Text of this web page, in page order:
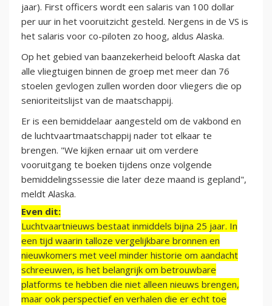
jaar). First officers wordt een salaris van 100 dollar
per uur in het vooruitzicht gesteld. Nergens in de VS is
het salaris voor co-piloten zo hoog, aldus Alaska.
Op het gebied van baanzekerheid belooft Alaska dat
alle vliegtuigen binnen de groep met meer dan 76
stoelen gevlogen zullen worden door vliegers die op
senioriteitslijst van de maatschappij.
Er is een bemiddelaar aangesteld om de vakbond en
de luchtvaartmaatschappij nader tot elkaar te
brengen. "We kijken ernaar uit om verdere
vooruitgang te boeken tijdens onze volgende
bemiddelingssessie die later deze maand is gepland",
meldt Alaska.
Even dit:
Luchtvaartnieuws bestaat inmiddels bijna 25 jaar. In
een tijd waarin talloze vergelijkbare bronnen en
nieuwkomers met veel minder historie om aandacht
schreeuwen, is het belangrijk om betrouwbare
platforms te hebben die niet alleen nieuws brengen,
maar ook perspectief en verhalen die er echt toe